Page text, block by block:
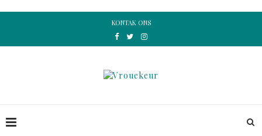
KONTAK ONS